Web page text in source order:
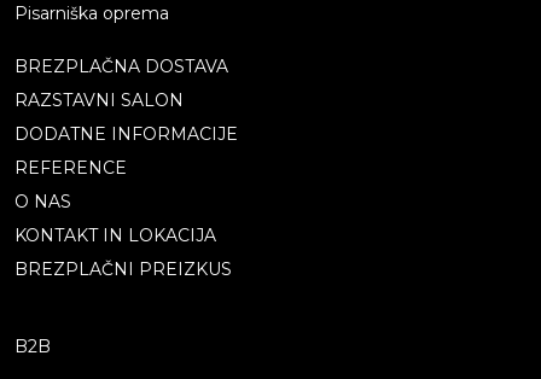
Pisarniška oprema
BREZPLAČNA DOSTAVA
RAZSTAVNI SALON
DODATNE INFORMACIJE
REFERENCE
O NAS
KONTAKT IN LOKACIJA
BREZPLAČNI PREIZKUS
B2B